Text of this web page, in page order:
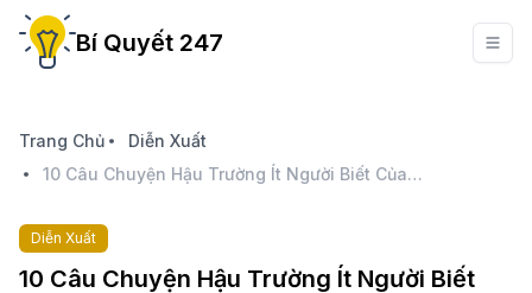
Bí Quyết 247
Trang Chủ
Diễn Xuất
10 Câu Chuyện Hậu Trường Ít Người Biết Của Tuyệt Tác ‘Bố Già’
Diễn Xuất
10 Câu Chuyện Hậu Trường Ít Người Biết